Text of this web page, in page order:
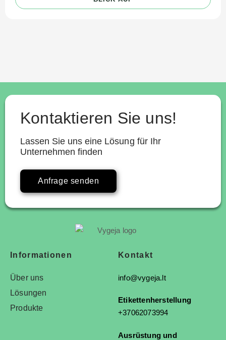
Kontaktieren Sie uns!
Lassen Sie uns eine Lösung für Ihr
Unternehmen finden
Anfrage senden
Informationen
Über uns
Lösungen
Produkte
Kontakt
info@vygeja.lt
Etikettenherstellung
+37062073994
Ausrüstung und